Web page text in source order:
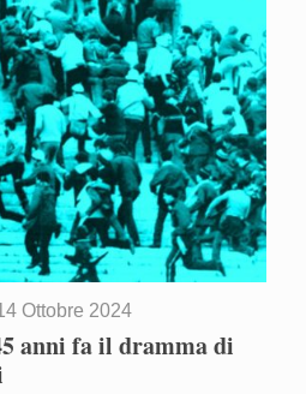
Ottobre 2024
anni fa il dramma di